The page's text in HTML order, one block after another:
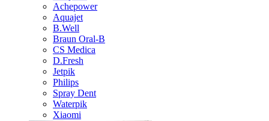
Achepower
Aquajet
B.Well
Braun Oral-B
CS Medica
D.Fresh
Jetpik
Philips
Spray Dent
Waterpik
Xiaomi